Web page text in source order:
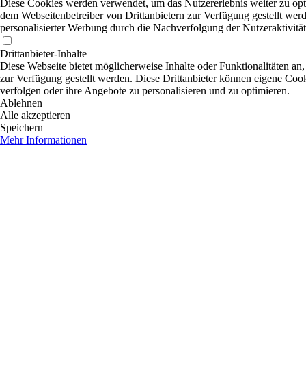
Diese Cookies werden verwendet, um das Nutzererlebnis weiter zu
dem Webseitenbetreiber von Drittanbietern zur Verfügung gestellt
personalisierter Werbung durch die Nachverfolgung der
Drittanbieter-Inhalte
Diese Webseite bietet möglicherweise Inhalte oder Funktionalitäten
zur Verfügung gestellt werden. Diese Drittanbieter können eigene
verfolgen oder ihre Angebote zu personalisieren und zu optimieren.
Ablehnen
Alle akzeptieren
Speichern
Mehr Informationen